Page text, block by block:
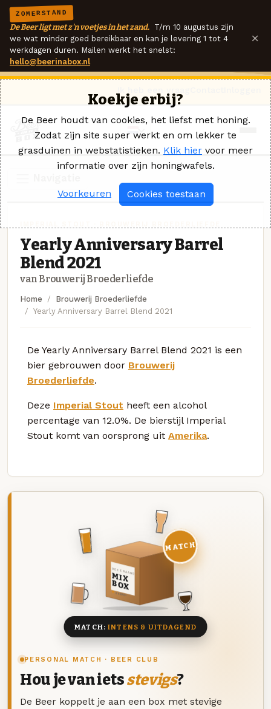
ZOMERSTAND
De Beer ligt met z'n voetjes in het zand. T/m 10 augustus zijn
we wat minder goed bereikbaar en kan je levering 1 tot 4
werkdagen duren. Mailen werkt het snelst:
hello@beerinabox.nl
×
Yearly Anniversary Barrel
Blend 2021
van Brouwerij Broederliefde
Home
Brouwerij Broederliefde
Yearly Anniversary Barrel Blend 2021
De Yearly Anniversary Barrel Blend 2021 is een
bier gebrouwen door Brouwerij
Broederliefde.
Deze Imperial Stout heeft een alcohol
percentage van 12.0%. De bierstijl Imperial
Stout komt van oorsprong uit Amerika.
PERSONAL MATCH · BEER CLUB
Hou je van ietsstevigs?
De Beer koppelt je aan een box met stevige
DEZE MAAND
MIX
BOX
8 BIEREN
MATCH
MATCH:INTENS & UITDAGEND
Koekje erbij?
De Beer houdt van cookies, het liefst met honing.
Zodat zijn site super werkt en om lekker te
grasduinen in webstatistieken. Klik hier voor meer
informatie over zijn honingwafels.
Voorkeuren Cookies toestaan